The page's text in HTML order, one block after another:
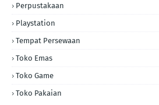
Perpustakaan
Playstation
Tempat Persewaan
Toko Emas
Toko Game
Toko Pakaian